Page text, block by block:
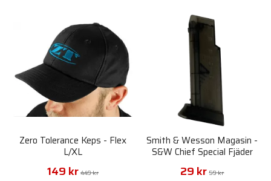
Zero Tolerance Keps - Flex
L/XL
149 kr 449 kr
Smith & Wesson Magasin -
S&W Chief Special Fjäder
Pistol 6mm
29 kr 59 kr